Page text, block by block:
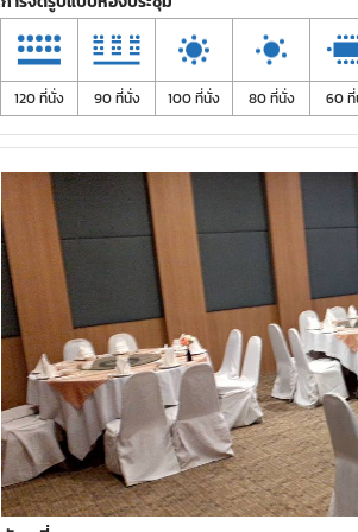
120 ที่นั่ง 90 ที่นั่ง 100 ที่นั่ง 80 ที่นั่ง 60